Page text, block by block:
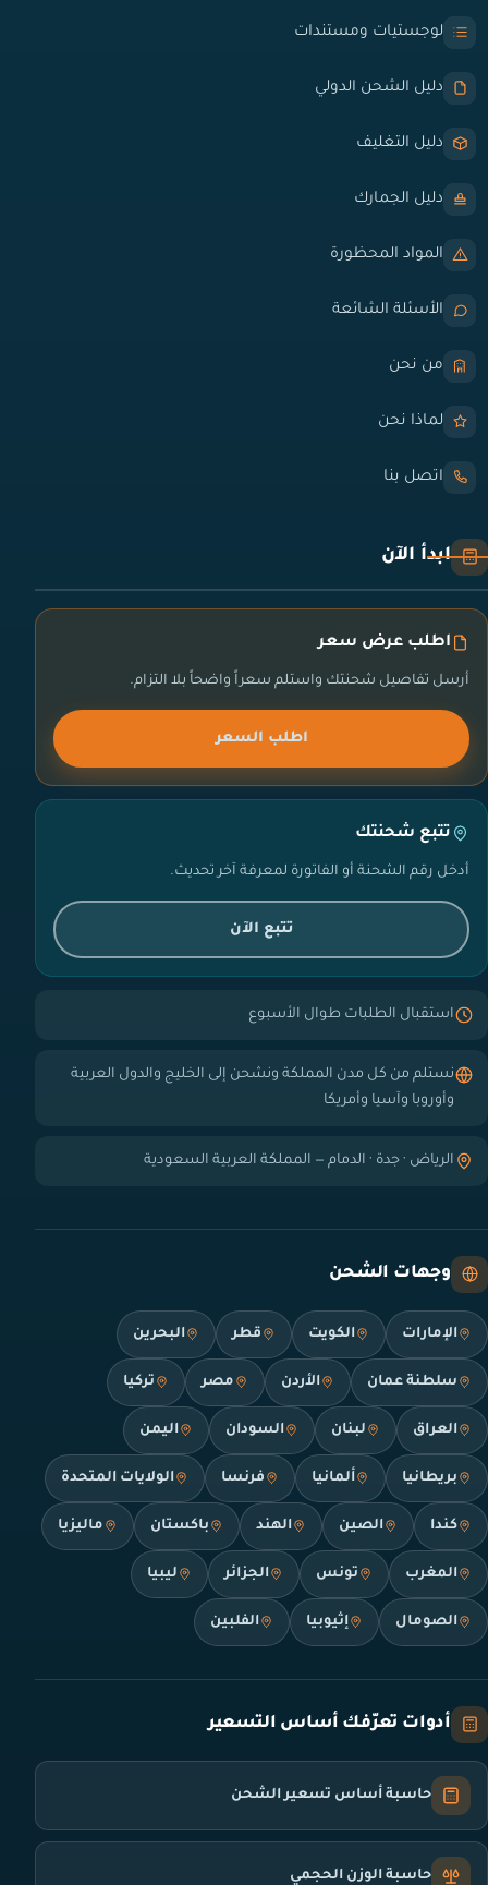
لوجستيات ومستندات
دليل الشحن الدولي
دليل التغليف
دليل الجمارك
المواد المحظورة
الأسئلة الشائعة
من نحن
لماذا نحن
اتصل بنا
ابدأ الآن
اطلب عرض سعر
أرسل تفاصيل شحنتك واستلم سعراً واضحاً بلا التزام.
اطلب السعر
تتبع شحنتك
أدخل رقم الشحنة أو الفاتورة لمعرفة آخر تحديث.
تتبع الآن
استقبال الطلبات طوال الأسبوع
نستلم من كل مدن المملكة ونشحن إلى الخليج والدول العربية
وأوروبا وآسيا وأمريكا
الرياض · جدة · الدمام — المملكة العربية السعودية
وجهات الشحن
الإمارات الكويت قطر البحرين
سلطنة عمان الأردن مصر تركيا
العراق لبنان السودان اليمن
بريطانيا ألمانيا فرنسا الولايات المتحدة
كندا الصين الهند باكستان ماليزيا
المغرب تونس الجزائر ليبيا
الصومال إثيوبيا الفلبين
أدوات تعرّفك أساس التسعير
حاسبة أساس تسعير الشحن
حاسبة الوزن الحجمي